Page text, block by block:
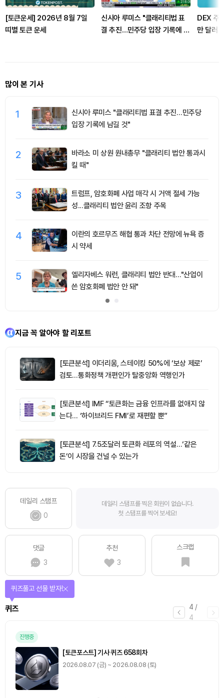
[토큰운세] 2026년 8월 7일
띠별 토큰 운세
신시아 루미스 "클래리티법 표
결 추진…민주당 입장 기록에 남
DEX 주
만 달러
많이 본 기사
1
신시아 루미스 "클래리티법 표결 추진…민주당
입장 기록에 남길 것"
2
바라소 미 상원 원내총무 "클래리티 법안 통과시
킬 때"
3
트럼프, 암호화폐 사업 매각 시 거액 절세 가능
성...클래리티 법안 윤리 조항 주목
4
이란의 호르무즈 해협 통과 차단 전망에 뉴욕 증
시 약세
5
엘리자베스 워런, 클래리티 법안 반대…"산업이
쓴 암호화폐 법안 안 돼"
지금 꼭 알아야 할 리포트
[토큰분석] 이더리움, 스테이킹 50%에 ‘보상 제로’
검토…통화정책 개편인가 탈중앙화 역행인가
[토큰분석] IMF “토큰화는 금융 인프라를 없애지 않
는다… ‘하이브리드 FMI’로 재편할 뿐”
[토큰분석] 7.5조달러 토큰화 레포의 역설…‘같은
돈’이 시장을 건널 수 있는가
데일리 스탬프
0
데일리 스탬프를 찍은 회원이 없습니다.
첫 스탬프를 찍어 보세요!
댓글
3
추천
3
스크랩
4 /
4
퀴즈
퀴즈풀고 선물 받자!
진행중
[토큰포스트] 기사 퀴즈 658회차
2026.08.07 (금) ~ 2026.08.08 (토)